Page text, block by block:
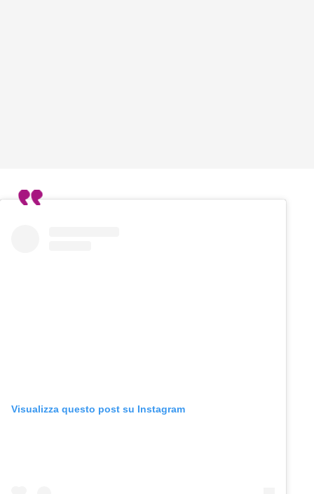
Visualizza questo post su Instagram